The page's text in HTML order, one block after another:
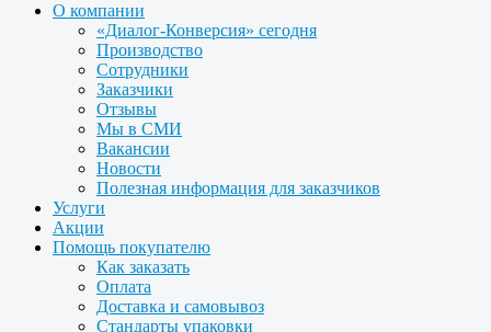
О компании
«Диалог-Конверсия» сегодня
Производство
Сотрудники
Заказчики
Отзывы
Мы в СМИ
Вакансии
Новости
Полезная информация для заказчиков
Услуги
Акции
Помощь покупателю
Как заказать
Оплата
Доставка и самовывоз
Стандарты упаковки